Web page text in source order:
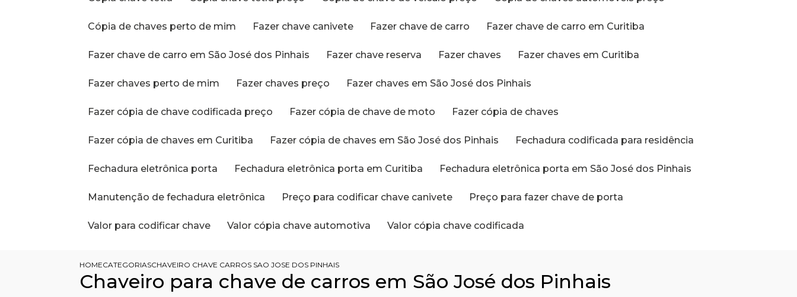
Cópia de chaves perto de mim Fazer chave canivete Fazer chave de carro Fazer chave de carro em Curitiba
Fazer chave de carro em São José dos Pinhais Fazer chave reserva Fazer chaves Fazer chaves em Curitiba
Fazer chaves perto de mim Fazer chaves preço Fazer chaves em São José dos Pinhais
Fazer cópia de chave codificada preço Fazer cópia de chave de moto Fazer cópia de chaves
Fazer cópia de chaves em Curitiba Fazer cópia de chaves em São José dos Pinhais Fechadura codificada para residência
Fechadura eletrônica porta Fechadura eletrônica porta em Curitiba Fechadura eletrônica porta em São José dos Pinhais
Manutenção de fechadura eletrônica Preço para codificar chave canivete Preço para fazer chave de porta
Valor para codificar chave Valor cópia chave automotiva Valor cópia chave codificada
HOMECATEGORIASCHAVEIRO CHAVE CARROS SAO JOSE DOS PINHAIS
Chaveiro para chave de carros em São José dos Pinhais